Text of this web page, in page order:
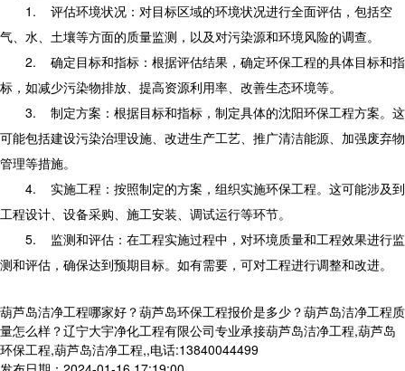
1. 评估环境状况：对目标区域的环境状况进行全面评估，包括空
气、水、土壤等方面的质量监测，以及对污染源和环境风险的调查。
2. 确定目标和指标：根据评估结果，确定环保工程的具体目标和指
标，如减少污染物排放、提高资源利用率、改善生态环境等。
3. 制定方案：根据目标和指标，制定具体的沈阳环保工程方案。这
可能包括建设污染治理设施、改进生产工艺、推广清洁能源、加强废弃物
管理等措施。
4. 实施工程：按照制定的方案，组织实施环保工程。这可能涉及到
工程设计、设备采购、施工安装、调试运行等环节。
5. 监测和评估：在工程实施过程中，对环境质量和工程效果进行监
测和评估，确保达到预期目标。如有需要，可对工程进行调整和改进。
葫芦岛洁净工程哪家好？葫芦岛环保工程报价是多少？葫芦岛洁净工程质
量怎么样？辽宁大宇净化工程有限公司专业承接葫芦岛洁净工程,葫芦岛
环保工程,葫芦岛洁净工程,,电话:13840044499